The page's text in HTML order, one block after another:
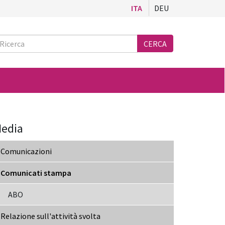
ITA DEU
Ricerca
CERCA
Comunicazioni
Comunicati stampa
ABO
Relazione sull'attività svolta